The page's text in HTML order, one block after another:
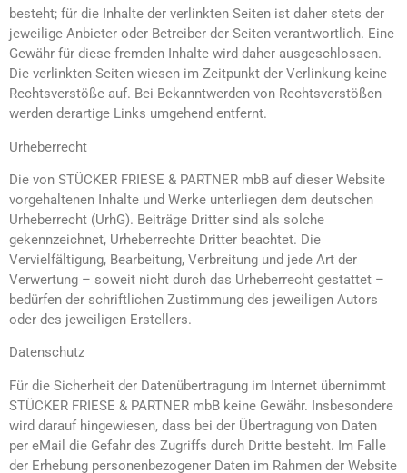
besteht; für die Inhalte der verlinkten Seiten ist daher stets der
jeweilige Anbieter oder Betreiber der Seiten verantwortlich. Eine
Gewähr für diese fremden Inhalte wird daher ausgeschlossen.
Die verlinkten Seiten wiesen im Zeitpunkt der Verlinkung keine
Rechtsverstöße auf. Bei Bekanntwerden von Rechtsverstößen
werden derartige Links umgehend entfernt.
Urheberrecht
Die von STÜCKER FRIESE & PARTNER mbB auf dieser Website
vorgehaltenen Inhalte und Werke unterliegen dem deutschen
Urheberrecht (UrhG). Beiträge Dritter sind als solche
gekennzeichnet, Urheberrechte Dritter beachtet. Die
Vervielfältigung, Bearbeitung, Verbreitung und jede Art der
Verwertung – soweit nicht durch das Urheberrecht gestattet –
bedürfen der schriftlichen Zustimmung des jeweiligen Autors
oder des jeweiligen Erstellers.
Datenschutz
Für die Sicherheit der Datenübertragung im Internet übernimmt
STÜCKER FRIESE & PARTNER mbB keine Gewähr. Insbesondere
wird darauf hingewiesen, dass bei der Übertragung von Daten
per eMail die Gefahr des Zugriffs durch Dritte besteht. Im Falle
der Erhebung personenbezogener Daten im Rahmen der Website